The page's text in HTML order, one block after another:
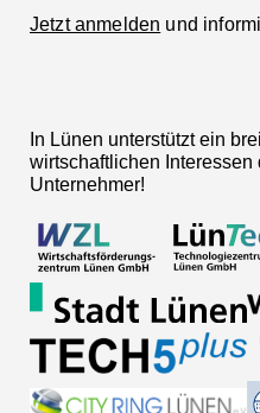
Jetzt anmelden und
In Lünen unterstützt ein
wirtschaftlichen
Unternehmer!